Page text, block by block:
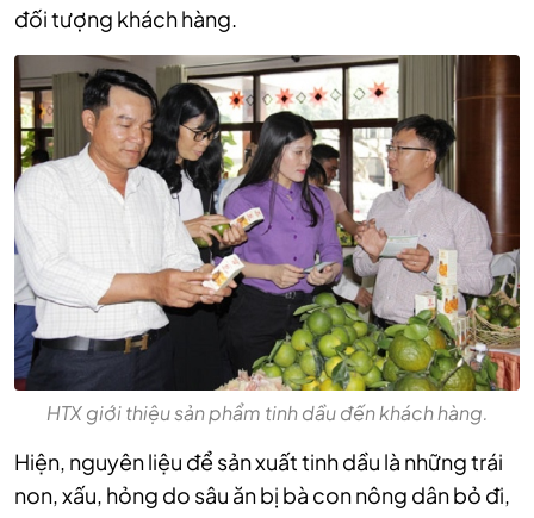
đối tượng khách hàng.
HTX giới thiệu sản phẩm tinh dầu đến khách hàng.
Hiện, nguyên liệu để sản xuất tinh dầu là những trái
non, xấu, hỏng do sâu ăn bị bà con nông dân bỏ đi,